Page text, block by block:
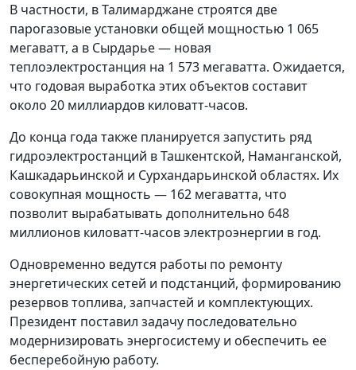
В частности, в Талимарджане строятся две
парогазовые установки общей мощностью 1 065
мегаватт, а в Сырдарье — новая
теплоэлектростанция на 1 573 мегаватта. Ожидается,
что годовая выработка этих объектов составит
около 20 миллиардов киловатт-часов.
До конца года также планируется запустить ряд
гидроэлектростанций в Ташкентской, Наманганской,
Кашкадарьинской и Сурхандарьинской областях. Их
совокупная мощность — 162 мегаватта, что
позволит вырабатывать дополнительно 648
миллионов киловатт-часов электроэнергии в год.
Одновременно ведутся работы по ремонту
энергетических сетей и подстанций, формированию
резервов топлива, запчастей и комплектующих.
Президент поставил задачу последовательно
модернизировать энергосистему и обеспечить ее
бесперебойную работу.